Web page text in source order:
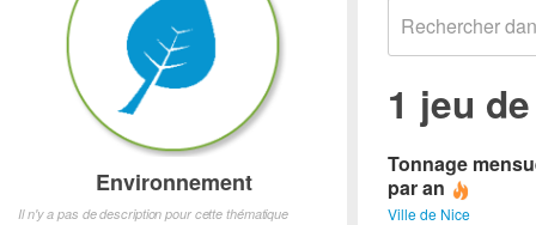
1 jeu
Tonnage
par an
Ville de Nice
Environnement
Il n'y a pas de description pour cette thématique